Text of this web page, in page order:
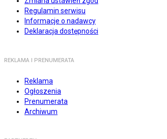
Regulamin serwisu
Informacje o nadawcy
Deklaracja dostępności
REKLAMA I PRENUMERATA
Reklama
Ogłoszenia
Prenumerata
Archiwum